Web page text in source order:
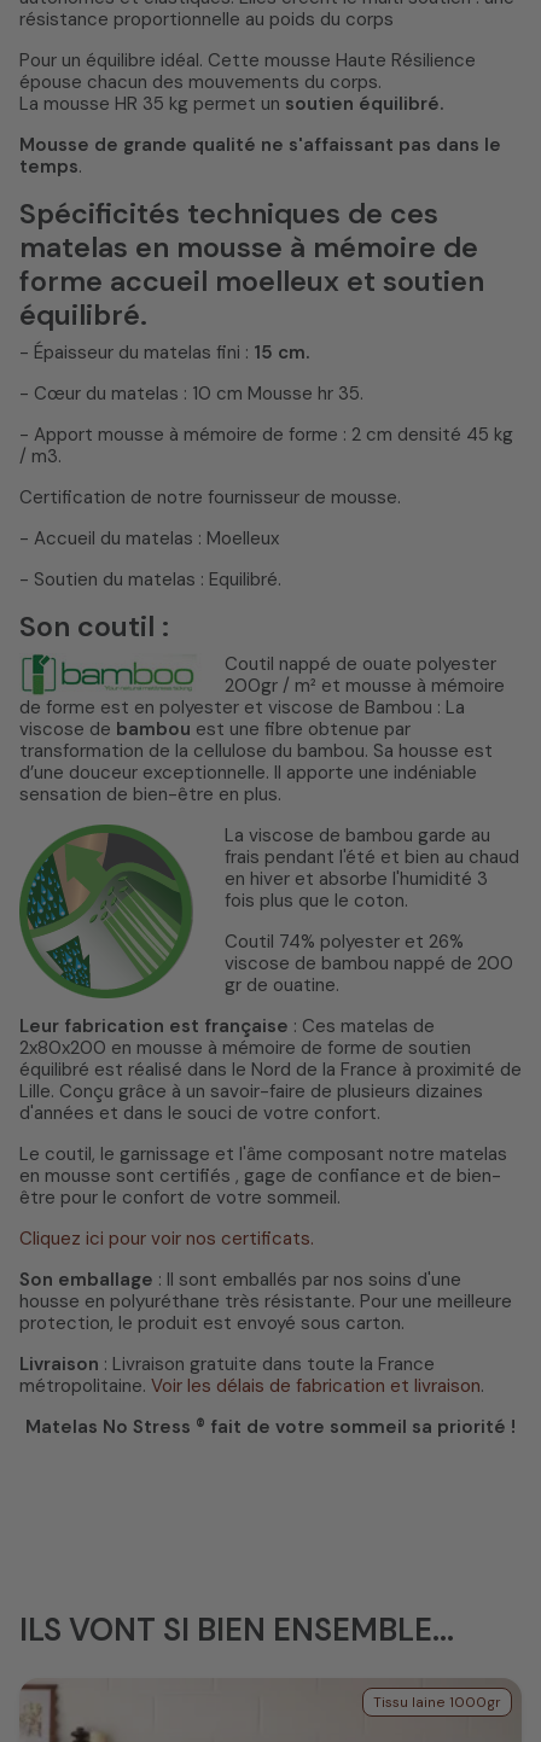
résistance proportionnelle au poids du corps
Pour un équilibre idéal. Cette mousse Haute Résilience
épouse chacun des mouvements du corps.
La mousse HR 35 kg permet un soutien équilibré.
Mousse de grande qualité ne s'affaissant pas dans le
temps.
Spécificités techniques de ces
matelas en mousse à mémoire de
forme accueil moelleux et soutien
équilibré.
- Épaisseur du matelas fini : 15 cm.
- Cœur du matelas : 10 cm Mousse hr 35.
- Apport mousse à mémoire de forme : 2 cm densité 45 kg
/ m3.
Certification de notre fournisseur de mousse.
- Accueil du matelas : Moelleux
- Soutien du matelas : Equilibré.
Son coutil :
Coutil nappé de ouate polyester
200gr / m² et mousse à mémoire
de forme est en polyester et viscose de Bambou : La
viscose de bambou est une fibre obtenue par
transformation de la cellulose du bambou. Sa housse est
d’une douceur exceptionnelle. Il apporte une indéniable
sensation de bien-être en plus.
La viscose de bambou garde au
frais pendant l'été et bien au chaud
en hiver et absorbe l'humidité 3
fois plus que le coton.
Coutil 74% polyester et 26%
viscose de bambou nappé de 200
gr de ouatine.
Leur fabrication est française : Ces matelas de
2x80x200 en mousse à mémoire de forme de soutien
équilibré est réalisé dans le Nord de la France à proximité de
Lille. Conçu grâce à un savoir-faire de plusieurs dizaines
d'années et dans le souci de votre confort.
Le coutil, le garnissage et l'âme composant notre matelas
en mousse sont certifiés , gage de confiance et de bien-
être pour le confort de votre sommeil.
Cliquez ici pour voir nos certificats.
Son emballage : Il sont emballés par nos soins d'une
housse en polyuréthane très résistante. Pour une meilleure
protection, le produit est envoyé sous carton.
Livraison : Livraison gratuite dans toute la France
métropolitaine. Voir les délais de fabrication et livraison.
Matelas No Stress ® fait de votre sommeil sa priorité !
ILS VONT SI BIEN ENSEMBLE...
Tissu laine 1000gr